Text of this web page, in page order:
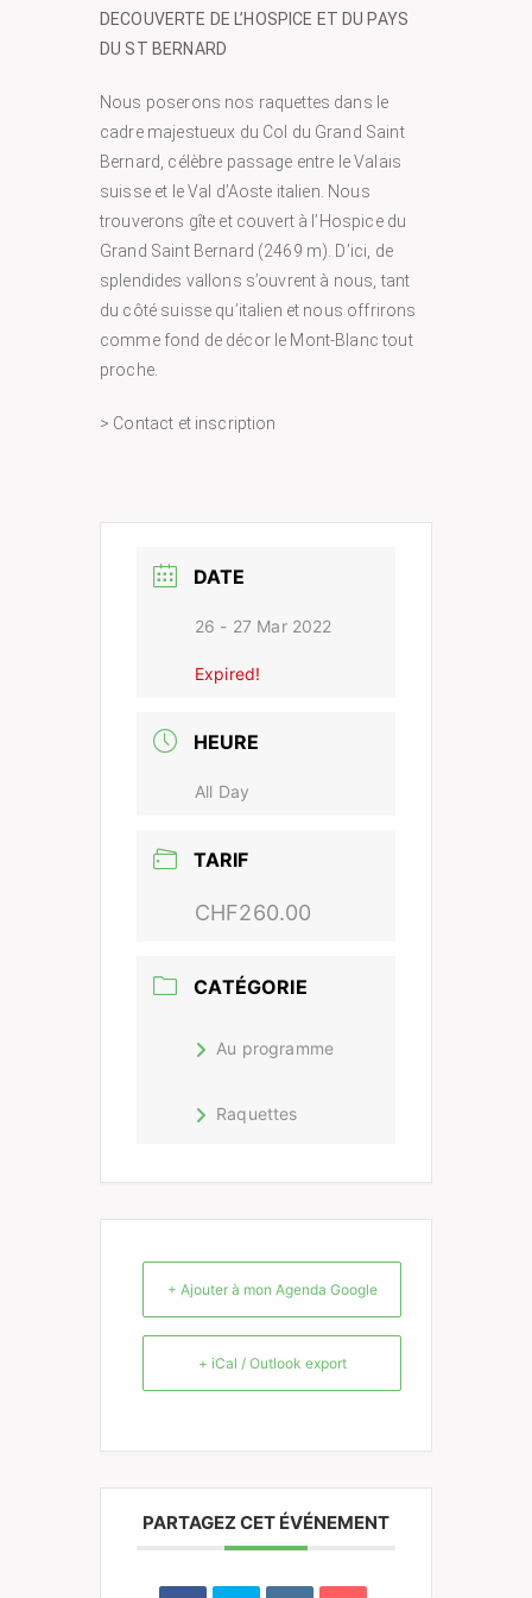
DECOUVERTE DE L’HOSPICE ET DU PAYS
DU ST BERNARD
Nous poserons nos raquettes dans le
cadre majestueux du Col du Grand Saint
Bernard, célèbre passage entre le Valais
suisse et le Val d’Aoste italien. Nous
trouverons gîte et couvert à l’Hospice du
Grand Saint Bernard (2469 m). D’ici, de
splendides vallons s’ouvrent à nous, tant
du côté suisse qu’italien et nous offrirons
comme fond de décor le Mont-Blanc tout
proche.
> Contact et inscription
DATE
26 - 27 Mar 2022
Expired!
HEURE
All Day
TARIF
CHF260.00
CATÉGORIE
Au programme
Raquettes
+ Ajouter à mon Agenda Google
+ iCal / Outlook export
PARTAGEZ CET ÉVÉNEMENT